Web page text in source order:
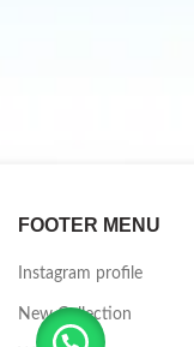
FOOTER MENU
Instagram profile
New Collection